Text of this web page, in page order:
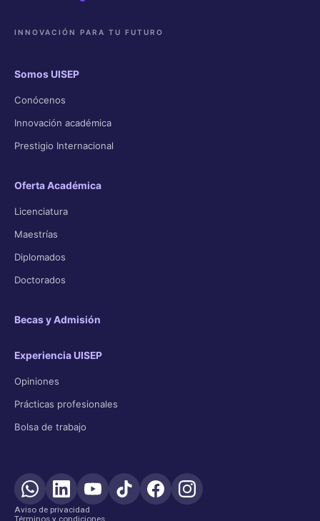
INNOVACIÓN PARA TU FUTURO
Somos UISEP
Conócenos
Innovación académica
Prestigio Internacional
Oferta Académica
Licenciatura
Maestrías
Diplomados
Doctorados
Becas y Admisión
Experiencia UISEP
Opiniones
Prácticas profesionales
Bolsa de trabajo
Aviso de privacidad
Términos y condiciones